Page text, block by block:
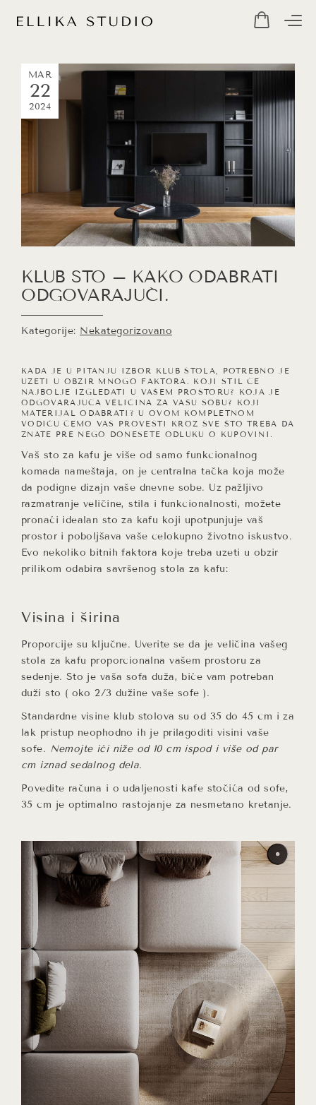
MAR
22
2024
KLUB STO – KAKO ODABRATI
ODGOVARAJUĆI.
Kategorije: Nekategorizovano
KADA JE U PITANJU IZBOR KLUB STOLA, POTREBNO JE
UZETI U OBZIR MNOGO FAKTORA. KOJI STIL ĆE
NAJBOLJE IZGLEDATI U VAŠEM PROSTORU? KOJA JE
ODGOVARAJUĆA VELIČINA ZA VAŠU SOBU? KOJI
MATERIJAL ODABRATI? U OVOM KOMPLETNOM
VODIČU ĆEMO VAS PROVESTI KROZ SVE ŠTO TREBA DA
ZNATE PRE NEGO DONESETE ODLUKU O KUPOVINI.
Vaš sto za kafu je više od samo funkcionalnog
komada nameštaja, on je centralna tačka koja može
da podigne dizajn vaše dnevne sobe. Uz pažljivo
razmatranje veličine, stila i funkcionalnosti, možete
pronaći idealan sto za kafu koji upotpunjuje vaš
prostor i poboljšava vaše celokupno životno iskustvo.
Evo nekoliko bitnih faktora koje treba uzeti u obzir
prilikom odabira savršenog stola za kafu:
Visina i širina
Proporcije su ključne. Uverite se da je veličina vašeg
stola za kafu proporcionalna vašem prostoru za
sedenje. Što je vaša sofa duža, biće vam potreban
duži sto ( oko 2/3 dužine vaše sofe ).
Standardne visine klub stolova su od 35 do 45 cm i za
lak pristup neophodno ih je prilagoditi visini vaše
sofe. Nemojte ići niže od 10 cm ispod i više od par
cm iznad sedalnog dela.
Povedite računa i o udaljenosti kafe stočića od sofe,
35 cm je optimalno rastojanje za nesmetano kretanje.